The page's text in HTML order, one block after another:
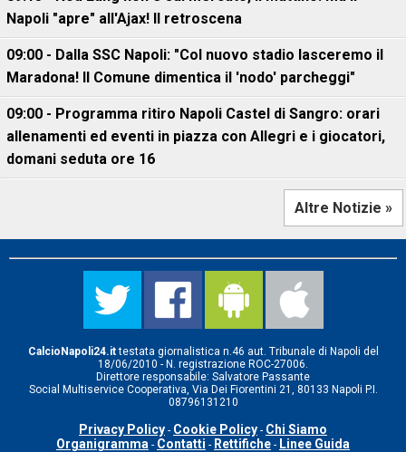
Napoli "apre" all'Ajax! Il retroscena
09:00 - Dalla SSC Napoli: "Col nuovo stadio lasceremo il
Maradona! Il Comune dimentica il 'nodo' parcheggi"
09:00 - Programma ritiro Napoli Castel di Sangro: orari
allenamenti ed eventi in piazza con Allegri e i giocatori,
domani seduta ore 16
Altre Notizie »
CalcioNapoli24.ittestata giornalistica n.46 aut. Tribunale di Napoli del
18/06/2010 - N. registrazione ROC-27006.
Direttore responsabile: Salvatore Passante
Social Multiservice Cooperativa, Via Dei Fiorentini 21, 80133 Napoli P.I.
08796131210
Privacy Policy - Cookie Policy - Chi Siamo
Organigramma - Contatti - Rettifiche - Linee Guida